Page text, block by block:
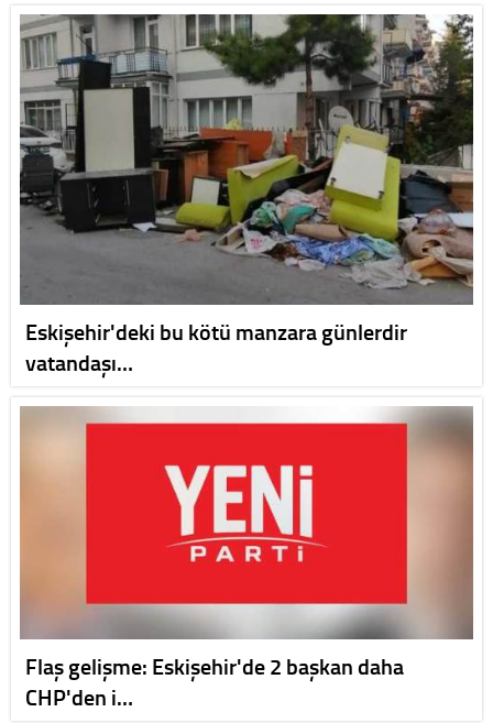
Eskişehir'deki bu kötü manzara günlerdir
vatandaşı…
Flaş gelişme: Eskişehir'de 2 başkan daha
CHP'den i…